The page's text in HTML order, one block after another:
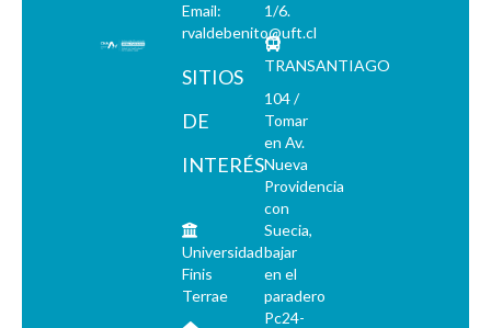
Email:
rvaldebenito@uft.cl
SITIOS
DE
INTERÉS
Universidad
Finis
Terrae
1/6.
TRANSANTIAGO
104 /
Tomar
en Av.
Nueva
Providencia
con
Suecia,
bajar
en el
paradero
Pc24-